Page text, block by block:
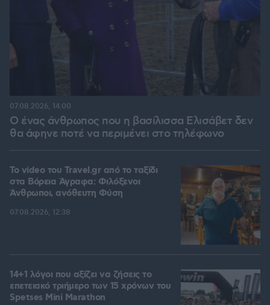
Ο ένας άνθρωπος που η βασίλισσα Ελισάβετ δεν
θα άφηνε ποτέ να περιμένει στο τηλέφωνο
07.08.2026, 14:00
To video του Travel.gr από το ταξίδι
στα Βόρεια Άγραφα: Φιλόξενοι
Άνθρωποι, ανόθευτη Φύση
07.08.2026, 12:38
14+1 λόγοι που αξίζει να ζήσεις το
επετειακό τριήμερο των 15 χρόνων του
Spetses Mini Marathon